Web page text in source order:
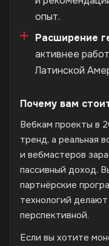
опыт.
Расширение
активнее
Латинской
Почему вам
Вебкам проекты в
тренд, а реальная
и вебмастеров
пассивный доход.
партнёрские
технологий
перспективной.
Если вы хотите